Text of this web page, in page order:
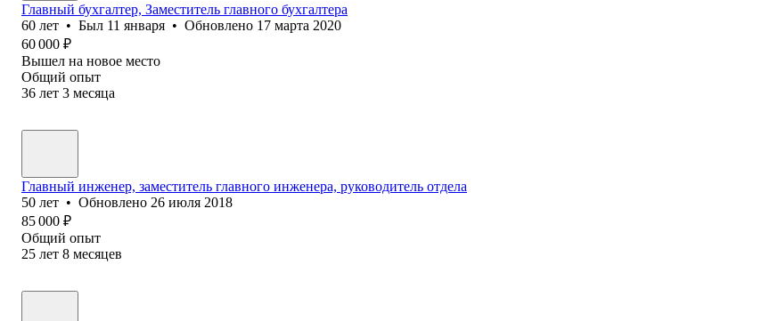
Главный бухгалтер, Заместитель главного бухгалтера
60 лет • Был 11 января • Обновлено 17 марта 2020
60 000 ₽
Вышел на новое место
Общий опыт
36 лет 3 месяца
Главный инженер, заместитель главного инженера, руководитель отдела
50 лет • Обновлено 26 июля 2018
85 000 ₽
Общий опыт
25 лет 8 месяцев